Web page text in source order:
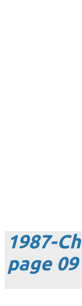
1987-
page 09